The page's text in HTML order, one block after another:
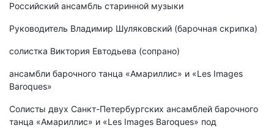
Российский ансамбль старинной музыки
Руководитель Владимир Шуляковский (барочная скрипка)
солистка Виктория Евтодьева (сопрано)
ансамбли барочного танца «Амариллис» и «Les Images
Baroques»
Солисты двух Санкт-Петербургских ансамблей барочного
танца «Амариллис» и «Les Images Baroques» под